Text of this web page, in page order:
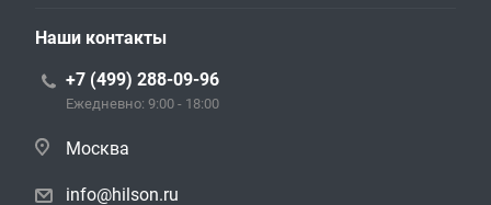
Наши контакты
+7 (499) 288-09-96
Ежедневно: 9:00 - 18:00
Москва
info@hilson.ru